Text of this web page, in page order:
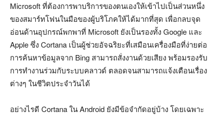
Microsoft ที่ต้องการพาบริการของตนเองให้เข้าไปเป็นส่วนหนึ่ง
ของสมาร์ทโฟนในมือของผู้บริโภคให้ได้มากที่สุด เพื่อกลบจุด
อ่อนด้านอุปกรณ์พกพาที่ Microsoft ยังเป็นรองทั้ง Google และ
Apple ซึ่ง Cortana เป็นผู้ช่วยอัจฉริยะที่เสมือนเครื่องมือที่ง่ายต่อ
การค้นหาข้อมูลจาก Bing สามารถสั่งงานด้วยเสียง พร้อมรองรับ
การทำงานร่วมกับระบบคลาวด์ ตลอดจนสามารถแจ้งเตือนเรื่อง
ต่างๆ ในชีวิตประจำวันได้
อย่างไรดี Cortana ใน Android ยังมีข้อจำกัดอยู่บ้าง โดยเฉพาะ